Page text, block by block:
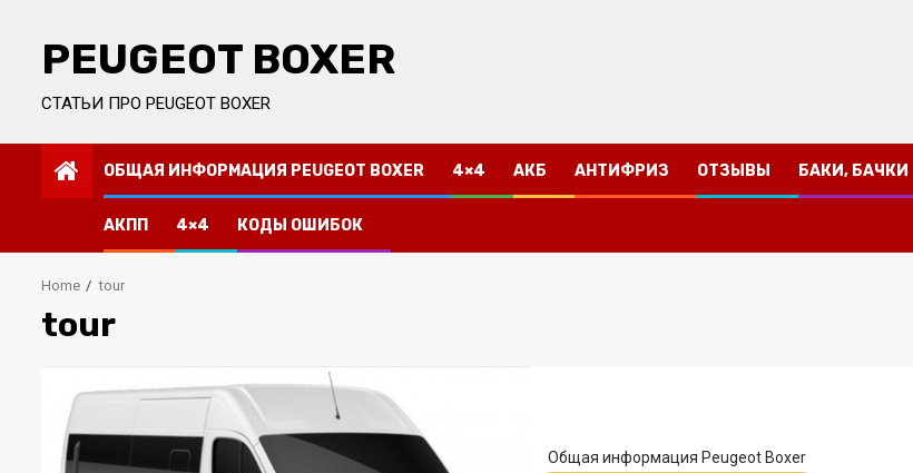
contentPEUGEOT BOXER
СТАТЬИ ПРО PEUGEOT BOXER
ОБЩАЯ ИНФОРМАЦИЯ PEUGEOT BOXER 4×4 АКБ АНТИФРИЗ ОТЗЫВЫ БАКИ, БАЧКИ
АКПП 4×4 КОДЫ ОШИБОК
Home tour
tour
Общая информация Peugeot Boxer